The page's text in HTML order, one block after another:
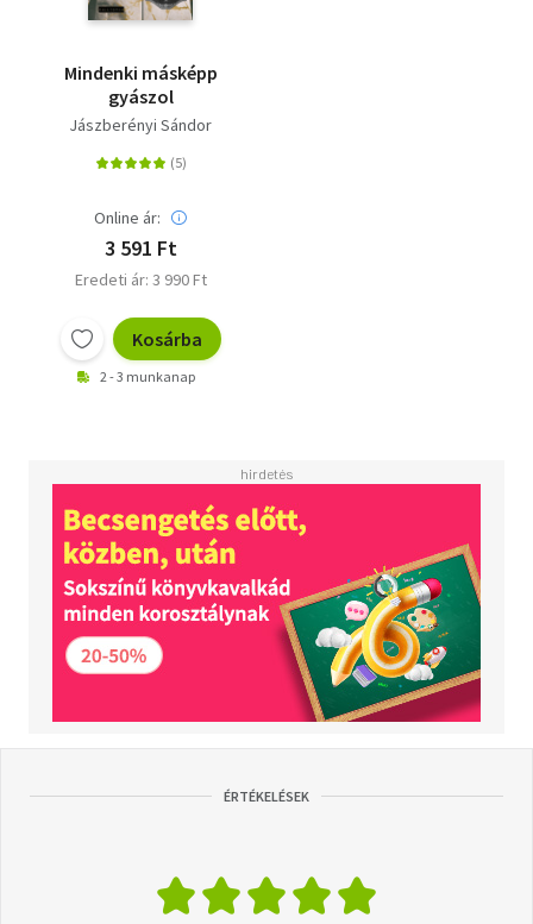
Mindenki másképp
gyászol
Jászberényi Sándor
Online ár:
3 591 Ft
Eredeti ár: 3 990 Ft
Kosárba
2 - 3 munkanap
ÉRTÉKELÉSEK